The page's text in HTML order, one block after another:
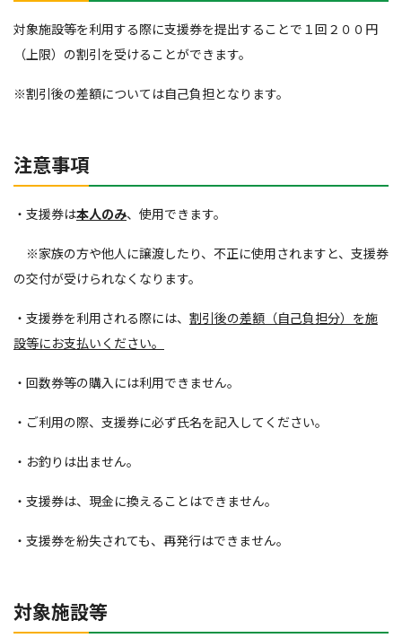
対象施設等を利用する際に支援券を提出することで１回２００円
（上限）の割引を受けることができます。
※割引後の差額については自己負担となります。
注意事項
・支援券は本人のみ、使用できます。
※家族の方や他人に譲渡したり、不正に使用されますと、支援券
の交付が受けられなくなります。
・支援券を利用される際には、 割引後の差額（自己負担分）を施
設等にお支払いください。
・回数券等の購入には利用できません。
・ご利用の際、支援券に必ず氏名を記入してください。
・お釣りは出ません。
・支援券は、現金に換えることはできません。
・支援券を紛失されても、再発行はできません。
対象施設等